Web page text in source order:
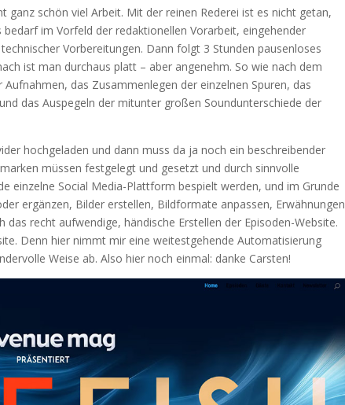
schön viel Arbeit. Mit der reinen Rederei ist es nicht getan,
im Vorfeld der redaktionellen Vorarbeit, eingehender
Vorbereitungen. Dann folgt 3 Stunden pausenloses
ist man durchaus platt – aber angenehm. So wie nach dem
das Zusammenlegen der einzelnen Spuren, das
das Auspegeln der mitunter großen Soundunterschiede der
hochgeladen und dann muss da ja noch ein beschreibender
müssen festgelegt und gesetzt und durch sinnvolle
einzelne Social Media-Plattform bespielt werden, und im Grunde
ergänzen, Bilder erstellen, Bildformate anpassen, Erwähnungen
recht aufwendige, händische Erstellen der Episoden-Website.
Denn hier nimmt mir eine weitestgehende Automatisierung
Weise ab. Also hier noch einmal: danke Carsten!